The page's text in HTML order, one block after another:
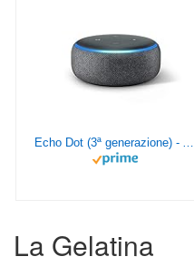
Echo Dot (3ª generazione) - Altoparlante intelligente con integrazione Alexa - Tessuto antracite
La Gelatina